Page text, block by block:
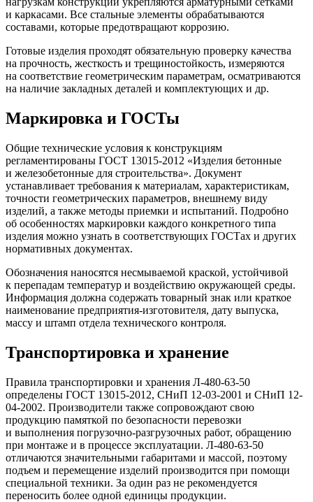
и каркасами. Все стальные элементы обрабатываются
составами, которые предотвращают коррозию.
Готовые изделия проходят обязательную проверку качества
на прочность, жесткость и трещиностойкость, измеряются
на соответствие геометрическим параметрам, осматриваются
на наличие закладных деталей и комплектующих и др.
Маркировка и ГОСТы
Общие технические условия к конструкциям
регламентированы ГОСТ 13015-2012 «Изделия бетонные
и железобетонные для строительства». Документ
устанавливает требования к материалам, характеристикам,
точности геометрических параметров, внешнему виду
изделий, а также методы приемки и испытаний. Подробно
об особенностях маркировки каждого конкретного типа
изделия можно узнать в соответствующих ГОСТах и других
нормативных документах.
Обозначения наносятся несмываемой краской, устойчивой
к перепадам температур и воздействию окружающей среды.
Информация должна содержать товарный знак или краткое
наименование предприятия-изготовителя, дату выпуска,
массу и штамп отдела технического контроля.
Транспортировка и хранение
Правила транспортировки и хранения Л-480-63-50
определены ГОСТ 13015-2012, СНиП 12-03-2001 и СНиП 12-
04-2002. Производители также сопровождают свою
продукцию памяткой по безопасности перевозки
и выполнения погрузочно-разгрузочных работ, обращению
при монтаже и в процессе эксплуатации. Л-480-63-50
отличаются значительными габаритами и массой, поэтому
подъем и перемещение изделий производится при помощи
специальной техники. За один раз не рекомендуется
переносить более одной единицы продукции.